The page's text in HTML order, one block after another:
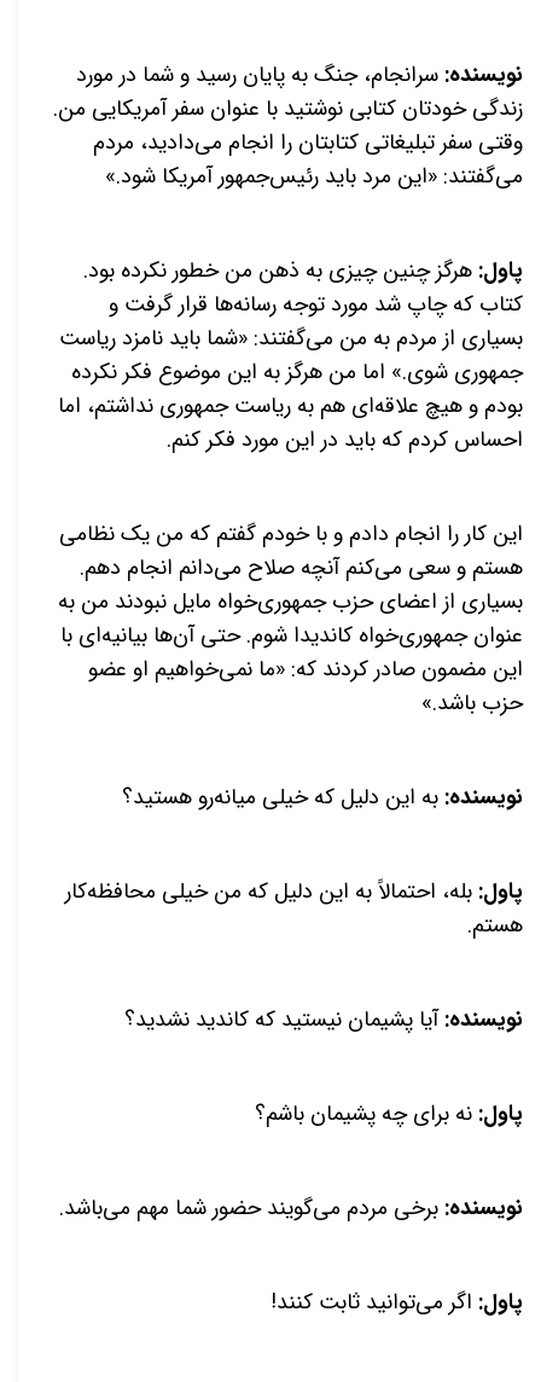
نویسنده: سرانجام، جنگ به پایان رسید و شما در مورد
زندگی خودتان کتابی نوشتید با عنوان سفر آمریکایی من.
وقتی سفر تبلیغاتی کتابتان را انجام می‌دادید، مردم
می‌گفتند: «این مرد باید رئیس‌جمهور آمریکا شود.»
پاول: هرگز چنین چیزی به ذهن من خطور نکرده بود.
کتاب که چاپ شد مورد توجه رسانه‌ها قرار گرفت و
بسیاری از مردم به من می‌گفتند: «شما باید نامزد ریاست
جمهوری شوی.» اما من هرگز به این موضوع فکر نکرده
بودم و هیچ علاقه‌ای هم به ریاست جمهوری نداشتم، اما
احساس کردم که باید در این مورد فکر کنم.
این کار را انجام دادم و با خودم گفتم که من یک نظامی
هستم و سعی می‌کنم آنچه صلاح می‌دانم انجام دهم.
بسیاری از اعضای حزب جمهوری‌خواه مایل نبودند من به
عنوان جمهوری‌خواه کاندیدا شوم. حتی آن‌ها بیانیه‌ای با
این مضمون صادر کردند که: «ما نمی‌خواهیم او عضو
حزب باشد.»
نویسنده: به این دلیل که خیلی میانه‌رو هستید؟
پاول: بله، احتمالاً به این دلیل که من خیلی محافظه‌کار
هستم.
نویسنده:آیا پشیمان نیستید که کاندید نشدید؟
پاول: نه برای چه پشیمان باشم؟
نویسنده: برخی مردم می‌گویند حضور شما مهم می‌باشد.
پاول: اگر می‌توانید ثابت کنند!